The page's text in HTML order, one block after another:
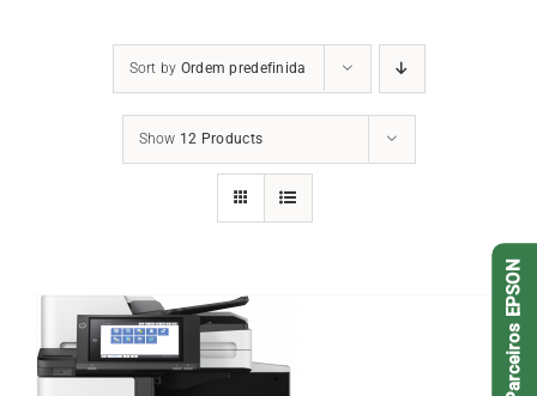
Sort by Ordem predefinida
Show 12 Products
DETALHES
Parceiros EPSON